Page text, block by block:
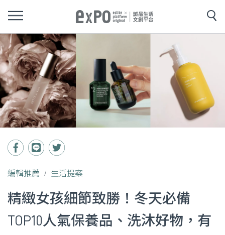
編輯推薦 生活提案
精緻女孩細節致勝！冬天必備
TOP10人氣保養品、洗沐好物，有